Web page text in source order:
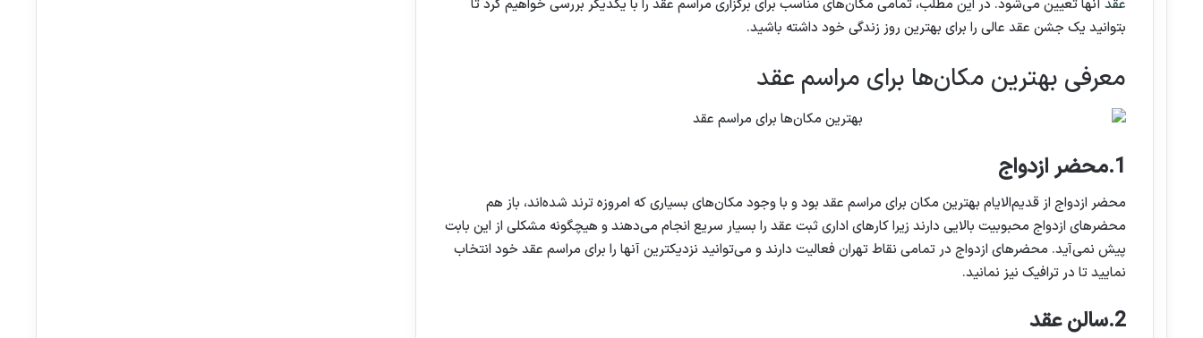
عقدآنها تعیین می‌شود. در این مطلب، تمامی مکان‌های مناسب برای برگزاری مراسم عقد را با یکدیگر بررسی خواهیم کرد تا
بتوانید یک جشن عقد عالی را برای بهترین روز زندگی خود داشته باشید.
معرفی بهترین مکان‌ها برای مراسم عقد
1.محضر ازدواج
محضر ازدواج از قدیم‌الایام بهترین مکان برای مراسم عقد بود و با وجود مکان‌های بسیاری که امروزه ترند شده‌اند، باز هم
محضرهای ازدواج محبوبیت بالایی دارند زیرا کارهای اداری ثبت عقد را بسیار سریع انجام می‌دهند و هیچگونه مشکلی از این بابت
پیش نمی‌آید. محضرهای ازدواج در تمامی نقاط تهران فعالیت دارند و می‌توانید نزدیکترین آنها را برای مراسم عقد خود انتخاب
نمایید تا در ترافیک نیز نمانید.
2.سالن عقد